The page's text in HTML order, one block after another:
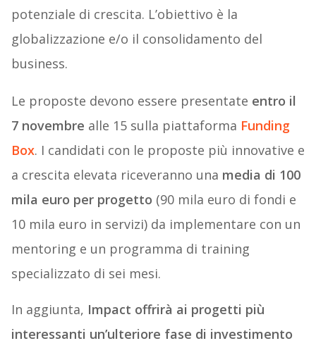
potenziale di crescita. L’obiettivo è la
globalizzazione e/o il consolidamento del
business.
Le proposte devono essere presentate entro il
7 novembre alle 15 sulla piattaforma Funding
Box. I candidati con le proposte più innovative e
a crescita elevata riceveranno una media di 100
mila euro per progetto (90 mila euro di fondi e
10 mila euro in servizi) da implementare con un
mentoring e un programma di training
specializzato di sei mesi.
In aggiunta, Impact offrirà ai progetti più
interessanti un’ulteriore fase di investimento